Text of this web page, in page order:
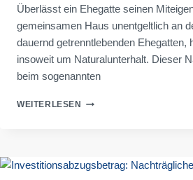
Überlässt ein Ehegatte seinen
gemeinsamen Haus unentgeltlich an
dauernd getrenntlebenden Ehegatten,
insoweit um Naturalunterhalt. Dieser
beim sogenannten
WEITERLESEN
TRENNUNGSUNTERHALT